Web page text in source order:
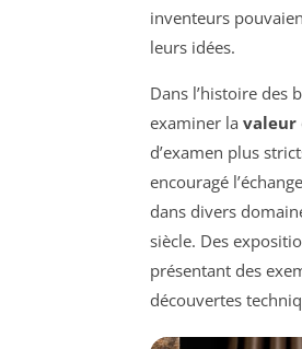
inventeurs
leurs idées.
Dans l’histoire des
examiner la valeur
d’examen plus
encouragé
dans divers
siècle. Des
présentant des
découvertes